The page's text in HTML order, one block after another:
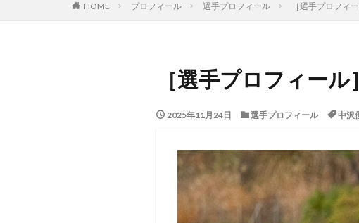
HOME プロフィール 選手プロフィール ［選手プロフィ
［選手プロフィー
2025年11月24日 選手プロフィール 中沢